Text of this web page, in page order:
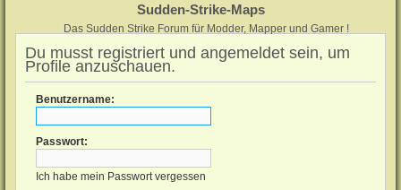
Sudden-Strike-Maps
Das Sudden Strike Forum für Modder, Mapper und Gamer !
Du musst registriert und angemeldet sein, um
Profile anzuschauen.
Benutzername:
Passwort:
Ich habe mein Passwort vergessen